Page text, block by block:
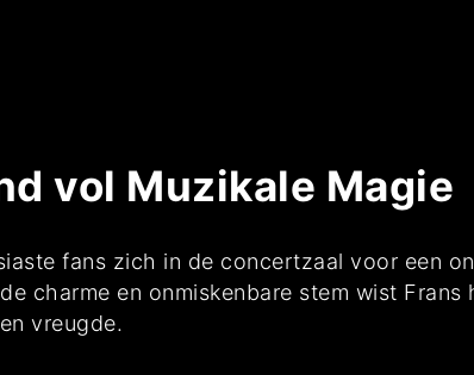
vol Muzikale Magie
fans zich in de concertzaal voor een
charme en onmiskenbare stem wist Frans
vreugde.